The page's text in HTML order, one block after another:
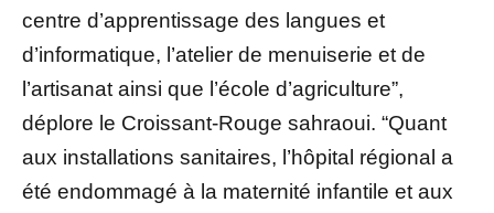
centre d’apprentissage des langues et
d’informatique, l’atelier de menuiserie et de
l’artisanat ainsi que l’école d’agriculture”,
déplore le Croissant-Rouge sahraoui. “Quant
aux installations sanitaires, l’hôpital régional a
été endommagé à la maternité infantile et aux